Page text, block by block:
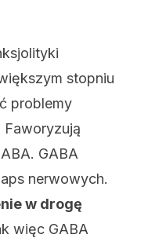
stopniu
problemy
GABA
nerwowych.
w drogę
więc GABA